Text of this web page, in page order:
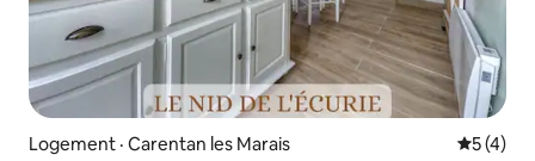
Logement · Carentan les Marais Note
5 (4)